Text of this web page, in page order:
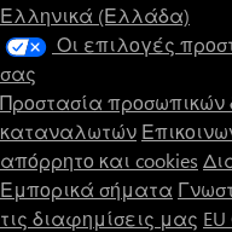
Ελληνικά (Ελλάδα)
Οι επιλογές
σας
Προστασία προσωπικών
καταναλωτών
απόρρητο και cookies
Εμπορικά σήματα
τις διαφημίσεις μας